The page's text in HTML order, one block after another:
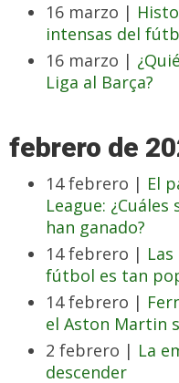
16 marzo |
intensas del
16 marzo |
Liga al Barça?
febrero de
14 febrero | El
League:
han ganado?
14 febrero |
fútbol es tan
14 febrero |
el Aston Martin
2 febrero | La
descender